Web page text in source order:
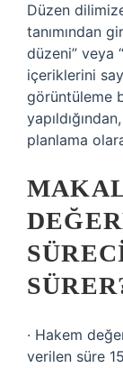
Düzen
tanımından
düzeni” veya
içeriklerini
görüntüleme
planlama
· Hakem
verilen süre